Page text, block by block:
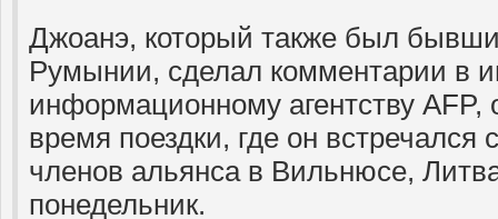
Джоанэ, который также был
Румынии, сделал комментарии в
информационному агентству AFP,
время поездки, где он встречался
членов альянса в Вильнюсе,
понедельник.